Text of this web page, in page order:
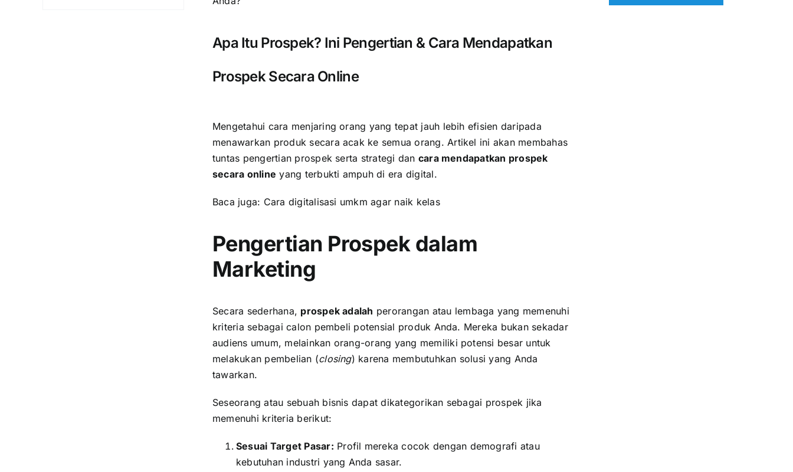
Apa Itu Prospek? Ini Pengertian & Cara Mendapatkan
Prospek Secara Online
Mengetahui cara menjaring orang yang tepat jauh lebih efisien daripada
menawarkan produk secara acak ke semua orang. Artikel ini akan membahas
tuntas pengertian prospek serta strategi dan cara mendapatkan prospek
secara online yang terbukti ampuh di era digital.
Baca juga: Cara digitalisasi umkm agar naik kelas
Pengertian Prospek dalam
Marketing
Secara sederhana, prospek adalah perorangan atau lembaga yang memenuhi
kriteria sebagai calon pembeli potensial produk Anda. Mereka bukan sekadar
audiens umum, melainkan orang-orang yang memiliki potensi besar untuk
melakukan pembelian (closing) karena membutuhkan solusi yang Anda
tawarkan.
Seseorang atau sebuah bisnis dapat dikategorikan sebagai prospek jika
memenuhi kriteria berikut:
Sesuai Target Pasar: Profil mereka cocok dengan demografi atau
kebutuhan industri yang Anda sasar.